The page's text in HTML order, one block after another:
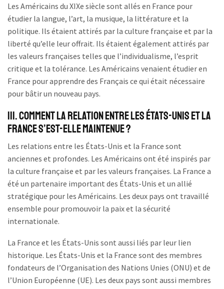
Les Américains du XIXe siècle sont allés en France pour
étudier la langue, l’art, la musique, la littérature et la
politique. Ils étaient attirés par la culture française et par la
liberté qu’elle leur offrait. Ils étaient également attirés par
les valeurs françaises telles que l’individualisme, l’esprit
critique et la tolérance. Les Américains venaient étudier en
France pour apprendre des Français ce qui était nécessaire
pour bâtir un nouveau pays.
III. Comment la relation entre les États-Unis et la
France s’est-elle maintenue ?
Les relations entre les États-Unis et la France sont
anciennes et profondes. Les Américains ont été inspirés par
la culture française et par les valeurs françaises. La France a
été un partenaire important des États-Unis et un allié
stratégique pour les Américains. Les deux pays ont travaillé
ensemble pour promouvoir la paix et la sécurité
internationale.
La France et les États-Unis sont aussi liés par leur lien
historique. Les États-Unis et la France sont des membres
fondateurs de l’Organisation des Nations Unies (ONU) et de
l’Union Européenne (UE). Les deux pays sont aussi membres